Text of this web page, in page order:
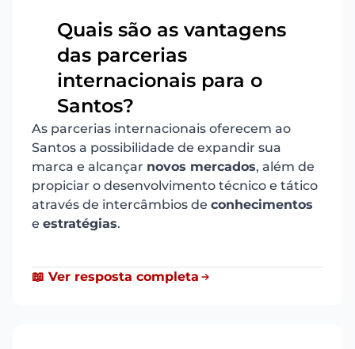
Quais são as vantagens
das parcerias
internacionais para o
Santos?
As parcerias internacionais oferecem ao
Santos a possibilidade de expandir sua
marca e alcançar novos mercados, além de
propiciar o desenvolvimento técnico e tático
através de intercâmbios de conhecimentos
e estratégias.
📖 Ver resposta completa